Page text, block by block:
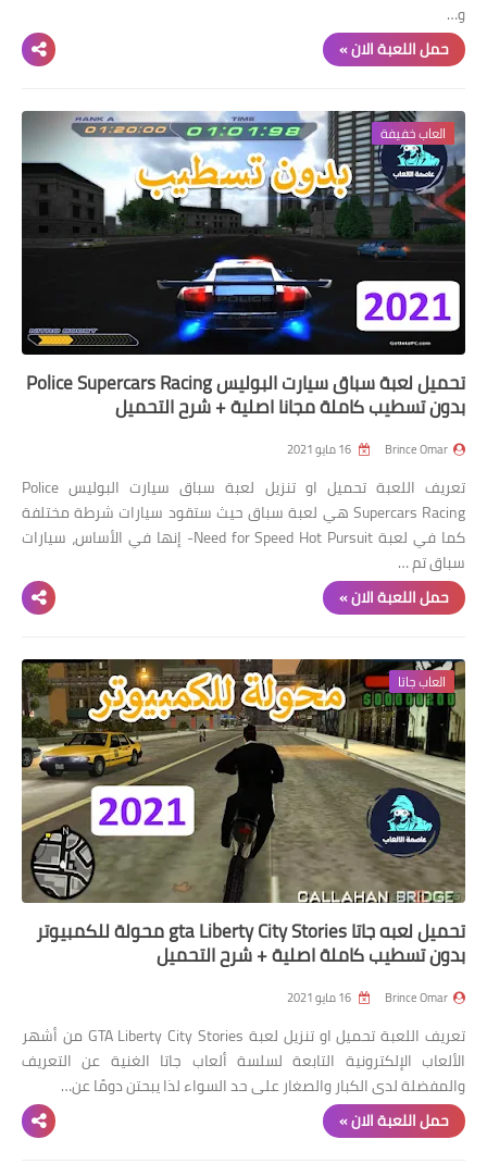
و…
حمل اللعبة الان »
العاب خفيفة
تحميل لعبة سباق سيارت البوليس Police Supercars Racing
بدون تسطيب كاملة مجانا اصلية + شرح التحميل
Brince Omar
تعريف اللعبة تحميل او تنزيل لعبة سباق سيارت البوليس Police
Supercars Racing هي لعبة سباق حيث ستقود سيارات شرطة مختلفة
كما في لعبة Need for Speed Hot Pursuit- إنها في الأساس، سيارات
سباق تم …
حمل اللعبة الان »
العاب جاتا
تحميل لعبه جاتا gta Liberty City Stories محولة للكمبيوتر
بدون تسطيب كاملة اصلية + شرح التحميل
Brince Omar
تعريف اللعبة تحميل او تنزيل لعبة GTA Liberty City Stories من أشهر
الألعاب الإلكترونية التابعة لسلسة ألعاب جاتا الغنية عن التعريف
والمفضلة لدى الكبار والصغار على حد السواء لذا يبحتن دومًا عن…
حمل اللعبة الان »